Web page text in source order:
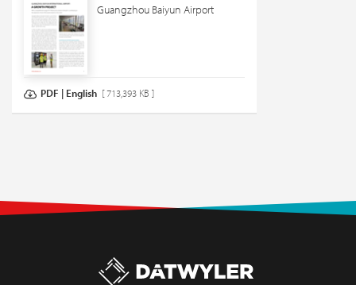
Guangzhou Baiyun Airport
PDF | English [ 713,393 KB ]